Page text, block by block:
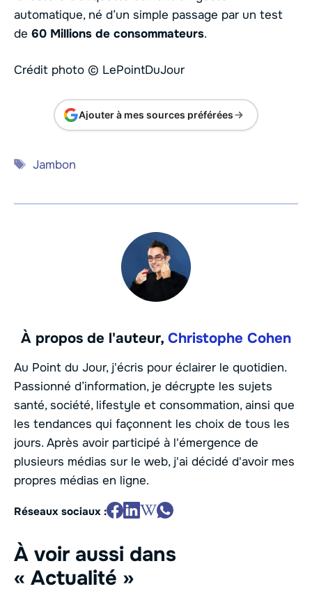
automatique, né d’un simple passage par un test
de 60 Millions de consommateurs.
Crédit photo © LePointDuJour
Ajouter à mes sources préférées
Étiquettes
Jambon
À propos de l'auteur, Christophe Cohen
Au Point du Jour, j'écris pour éclairer le quotidien.
Passionné d’information, je décrypte les sujets
santé, société, lifestyle et consommation, ainsi que
les tendances qui façonnent les choix de tous les
jours. Après avoir participé à l'émergence de
plusieurs médias sur le web, j'ai décidé d'avoir mes
propres médias en ligne.
Réseaux sociaux :
À voir aussi dans
« Actualité »